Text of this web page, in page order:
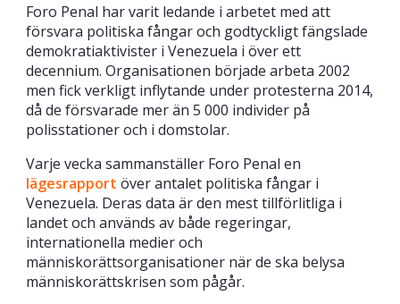
Foro Penal har varit ledande i arbetet med att
försvara politiska fångar och godtyckligt fängslade
demokratiaktivister i Venezuela i över ett
decennium. Organisationen började arbeta 2002
men fick verkligt inflytande under protesterna 2014,
då de försvarade mer än 5 000 individer på
polisstationer och i domstolar.
Varje vecka sammanställer Foro Penal en
lägesrapport över antalet politiska fångar i
Venezuela. Deras data är den mest tillförlitliga i
landet och används av både regeringar,
internationella medier och
människorättsorganisationer när de ska belysa
människorättskrisen som pågår.